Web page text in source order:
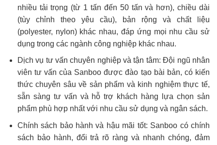
nhiều tải trọng (từ 1 tấn đến 50 tấn và hơn), chiều dài
(tùy chỉnh theo yêu cầu), bản rộng và chất liệu
(polyester, nylon) khác nhau, đáp ứng mọi nhu cầu sử
dụng trong các ngành công nghiệp khác nhau.
Dịch vụ tư vấn chuyên nghiệp và tận tâm: Đội ngũ nhân
viên tư vấn của Sanboo được đào tạo bài bản, có kiến
thức chuyên sâu về sản phẩm và kinh nghiệm thực tế,
sẵn sàng tư vấn và hỗ trợ khách hàng lựa chọn sản
phẩm phù hợp nhất với nhu cầu sử dụng và ngân sách.
Chính sách bảo hành và hậu mãi tốt: Sanboo có chính
sách bảo hành, đổi trả rõ ràng và nhanh chóng, đảm